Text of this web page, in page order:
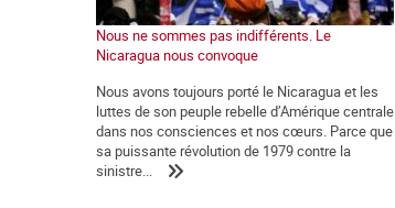
Nous ne sommes pas indifférents. Le
Nicaragua nous convoque
Nous avons toujours porté le Nicaragua et les
luttes de son peuple rebelle d’Amérique centrale
dans nos consciences et nos cœurs. Parce que
sa puissante révolution de 1979 contre la
sinistre...